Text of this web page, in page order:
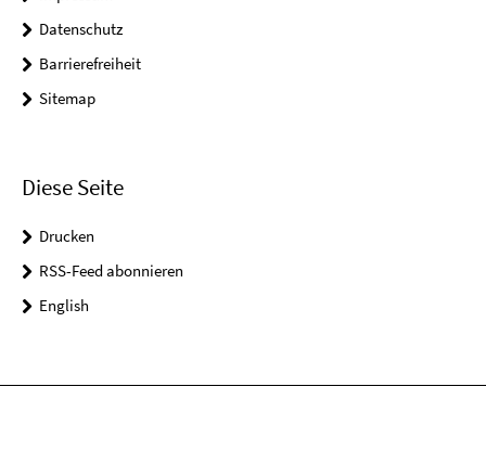
Datenschutz
Barrierefreiheit
Sitemap
Diese Seite
Drucken
RSS-Feed abonnieren
English